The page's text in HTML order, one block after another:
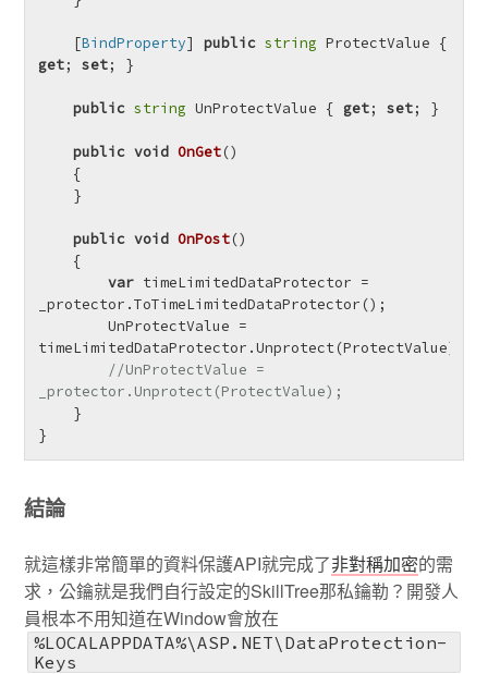
    [
BindProperty] public string
get; set; }
public string UnProtectValue { get; set; }
public void OnGet()
public void OnPost()
var timeLimitedDataProtector =
_protector.ToTimeLimitedDataProtector();
        UnProtectValue =
timeLimitedDataProtector.Unprotect(ProtectValue);
//UnProtectValue =
_protector.Unprotect(ProtectValue);
}
結論
就這樣非常簡單的資料保護API就完成了非對稱加密的需
求，公鑰就是我們自行設定的SkillTree那私鑰勒？開發人
員根本不用知道在Window會放在
%LOCALAPPDATA%\ASP.NET\DataProtection-
Keys